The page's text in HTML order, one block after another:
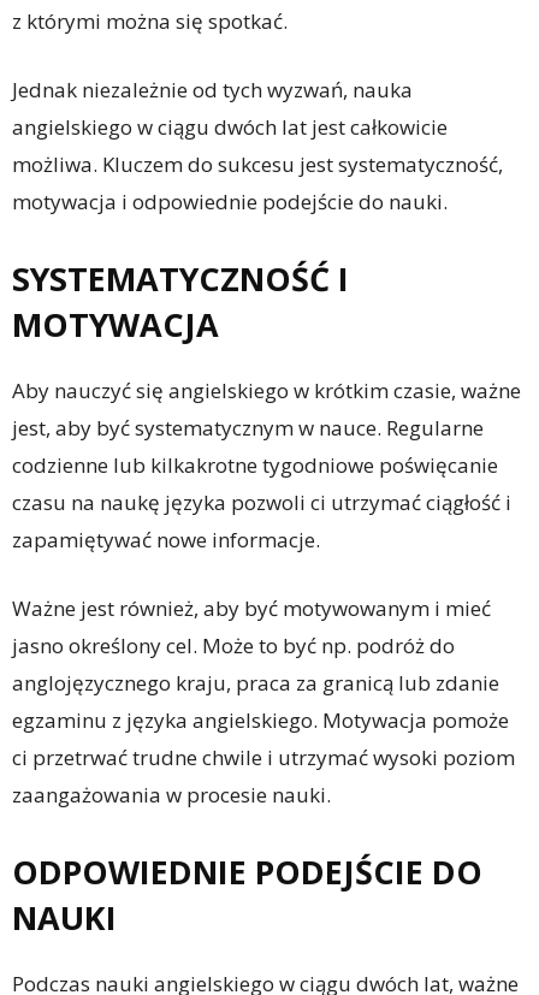
z którymi można się spotkać.
Jednak niezależnie od tych wyzwań, nauka
angielskiego w ciągu dwóch lat jest całkowicie
możliwa. Kluczem do sukcesu jest systematyczność,
motywacja i odpowiednie podejście do nauki.
SYSTEMATYCZNOŚĆ I
MOTYWACJA
Aby nauczyć się angielskiego w krótkim czasie, ważne
jest, aby być systematycznym w nauce. Regularne
codzienne lub kilkakrotne tygodniowe poświęcanie
czasu na naukę języka pozwoli ci utrzymać ciągłość i
zapamiętywać nowe informacje.
Ważne jest również, aby być motywowanym i mieć
jasno określony cel. Może to być np. podróż do
anglojęzycznego kraju, praca za granicą lub zdanie
egzaminu z języka angielskiego. Motywacja pomoże
ci przetrwać trudne chwile i utrzymać wysoki poziom
zaangażowania w procesie nauki.
ODPOWIEDNIE PODEJŚCIE DO
NAUKI
Podczas nauki angielskiego w ciągu dwóch lat, ważne